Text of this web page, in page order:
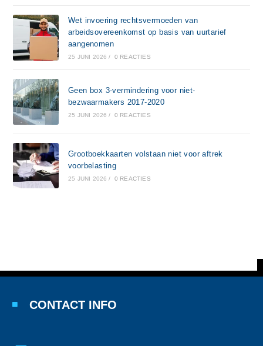
Wet invoering rechtsvermoeden van
arbeidsovereenkomst op basis van uurtarief
aangenomen
25 JUNI 2026 / 0 REACTIES
Geen box 3-vermindering voor niet-
bezwaarmakers 2017-2020
25 JUNI 2026 / 0 REACTIES
Grootboekkaarten volstaan niet voor aftrek
voorbelasting
25 JUNI 2026 / 0 REACTIES
CONTACT INFO